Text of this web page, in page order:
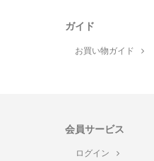
ガイド
お買い物ガイド
会員サービス
ログイン